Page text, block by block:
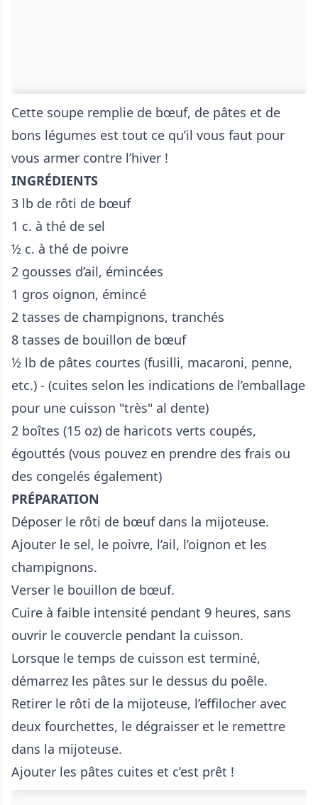
Cette soupe remplie de bœuf, de pâtes et de
bons légumes est tout ce qu’il vous faut pour
vous armer contre l’hiver !
INGRÉDIENTS
3 lb de rôti de bœuf
1 c. à thé de sel
½ c. à thé de poivre
2 gousses d’ail, émincées
1 gros oignon, émincé
2 tasses de champignons, tranchés
8 tasses de bouillon de bœuf
½ lb de pâtes courtes (fusilli, macaroni, penne,
etc.) - (cuites selon les indications de l’emballage
pour une cuisson "très" al dente)
2 boîtes (15 oz) de haricots verts coupés,
égouttés (vous pouvez en prendre des frais ou
des congelés également)
PRÉPARATION
Déposer le rôti de bœuf dans la mijoteuse.
Ajouter le sel, le poivre, l’ail, l’oignon et les
champignons.
Verser le bouillon de bœuf.
Cuire à faible intensité pendant 9 heures, sans
ouvrir le couvercle pendant la cuisson.
Lorsque le temps de cuisson est terminé,
démarrez les pâtes sur le dessus du poêle.
Retirer le rôti de la mijoteuse, l’effilocher avec
deux fourchettes, le dégraisser et le remettre
dans la mijoteuse.
Ajouter les pâtes cuites et c’est prêt !